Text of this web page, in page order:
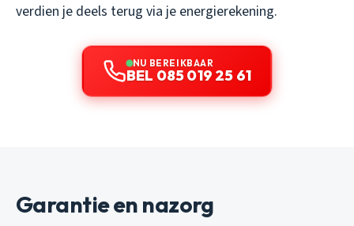
verdien je deels terug via je energierekening.
NU BEREIKBAAR
BEL 085 019 25 61
Garantie en nazorg